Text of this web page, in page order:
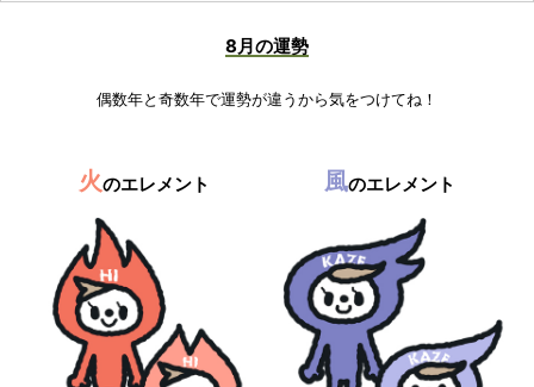
8月の運勢
偶数年と奇数年で運勢が違うから気をつけてね！
火のエレメント 風のエレメント